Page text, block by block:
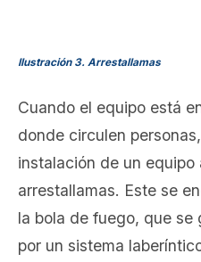
Ilustración 3. Arrestallamas
Cuando el equipo está
donde circulen
instalación de un
arrestallamas. Este se
la bola de fuego, que se
por un sistema